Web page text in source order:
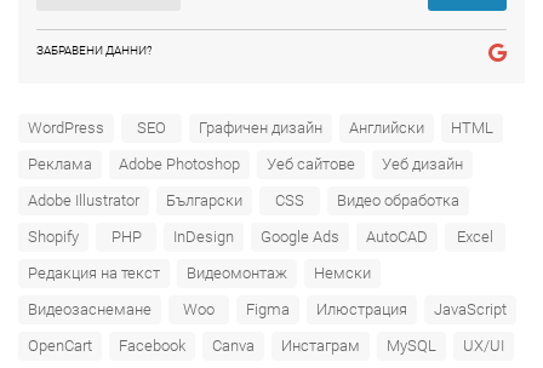
ЗАБРАВЕНИ ДАННИ?
WordPress SEO Графичен дизайн Английски
HTML
Реклама
Adobe Photoshop Уеб сайтове
Уеб дизайн
Adobe Illustrator
Български CSS
Видео обработка
Shopify
PHP InDesign Google Ads AutoCAD
Excel
Редакция на текст
Видеомонтаж
Немски
Видеозаснемане
Woo Figma Илюстрация
JavaScript
OpenCart
Facebook Canva Инстаграм MySQL
UX/UI